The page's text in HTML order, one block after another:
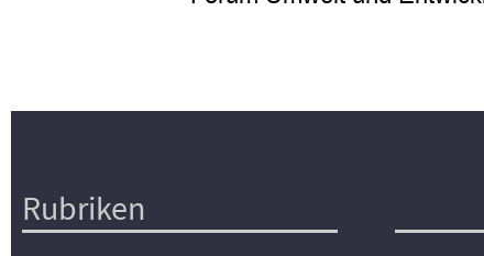
Hauptnavigation
Rubriken